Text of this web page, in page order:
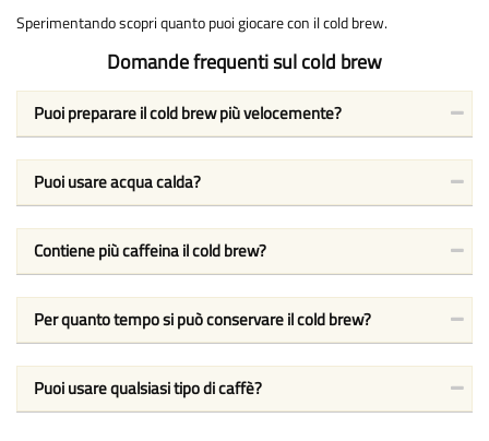
Sperimentando scopri quanto puoi giocare con il cold brew.
Domande frequenti sul cold brew
Puoi preparare il cold brew più velocemente?
Puoi usare acqua calda?
Contiene più caffeina il cold brew?
Per quanto tempo si può conservare il cold brew?
Puoi usare qualsiasi tipo di caffè?